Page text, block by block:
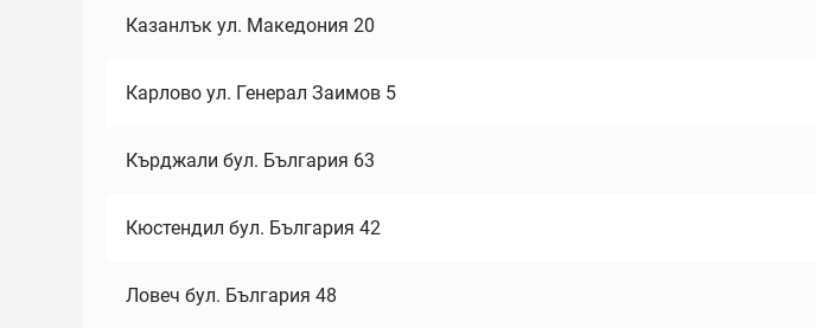
Казанлък ул. Македония 20
Карлово ул. Генерал Заимов 5
Кърджали бул. България 63
Кюстендил бул. България 42
Ловеч бул. България 48